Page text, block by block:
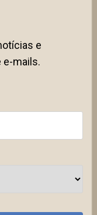
e
e-mails.